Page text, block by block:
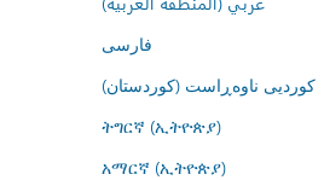
فارسى
کوردیی ناوەڕاست (کوردستان)
ትግርኛ (ኢትዮጵያ)
አማርኛ (ኢትዮጵያ)